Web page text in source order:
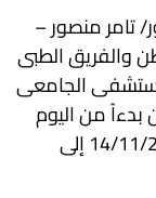
تامر منصور –
والفريق الطبى
الجامعى
بدءاً من اليوم
الثلاثاء حتى الخميس الموافق 14/11/2017 إلى